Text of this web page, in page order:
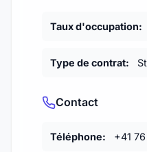
Taux d'occupation:
Type de contrat:
Contact
Téléphone: +41